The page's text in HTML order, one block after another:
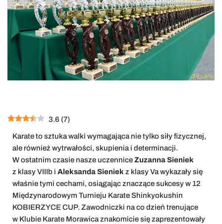
3.6 (7)
Karate to sztuka walki wymagająca nie tylko siły fizycznej,
ale również wytrwałości, skupienia i determinacji.
W ostatnim czasie nasze uczenniceZuzanna Sieniek
z klasy VIIIb i Aleksanda Sieniek z klasy Va wykazały się
właśnie tymi cechami, osiągając znaczące sukcesy w 12
Międzynarodowym Turnieju Karate Shinkyokushin
KOBIERZYCE CUP. Zawodniczki na co dzień trenujące
w Klubie Karate Morawica znakomicie się zaprezentowały